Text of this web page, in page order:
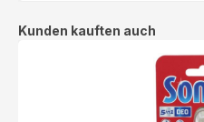
Produktgalerie überspringen
Kunden kauften auch